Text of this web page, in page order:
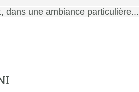
dans une ambiance particulière...